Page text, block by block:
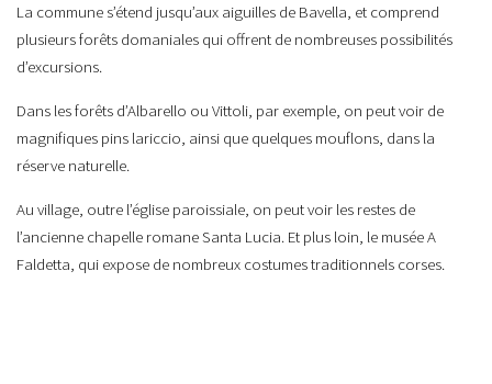
La commune s’étend jusqu’aux aiguilles de Bavella, et comprend
plusieurs forêts domaniales qui offrent de nombreuses possibilités
d’excursions.
Dans les forêts d’Albarello ou Vittoli, par exemple, on peut voir de
magnifiques pins lariccio, ainsi que quelques mouflons, dans la
réserve naturelle.
Au village, outre l’église paroissiale, on peut voir les restes de
l’ancienne chapelle romane Santa Lucia. Et plus loin, le musée A
Faldetta, qui expose de nombreux costumes traditionnels corses.